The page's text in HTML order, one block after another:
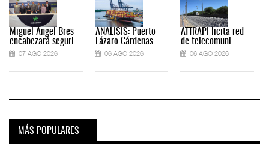
Miguel Ángel Bres
encabezará seguri ...
07 AGO 2026
ANÁLISIS: Puerto
Lázaro Cárdenas ...
06 AGO 2026
ATTRAPI licita red
de telecomuni ...
06 AGO 2026
MÁS POPULARES